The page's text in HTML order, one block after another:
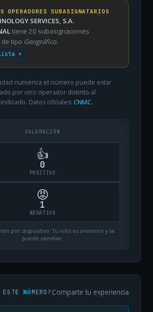
OPERADORES SUBASIGNATARIOS
SERVICES, S.A.
tiene 20 subasignaciones
tipo Geográfico.
▾
numérica el número puede estar
por otro operador distinto al
Datos oficiales: CNMC.
VALORACIÓN
👍
0
POSITIVO
😡
1
NEGATIVO
por dispositivo. Tu voto es anónimo y se
puede cambiar.
NÚMERO? Comparte tu experiencia